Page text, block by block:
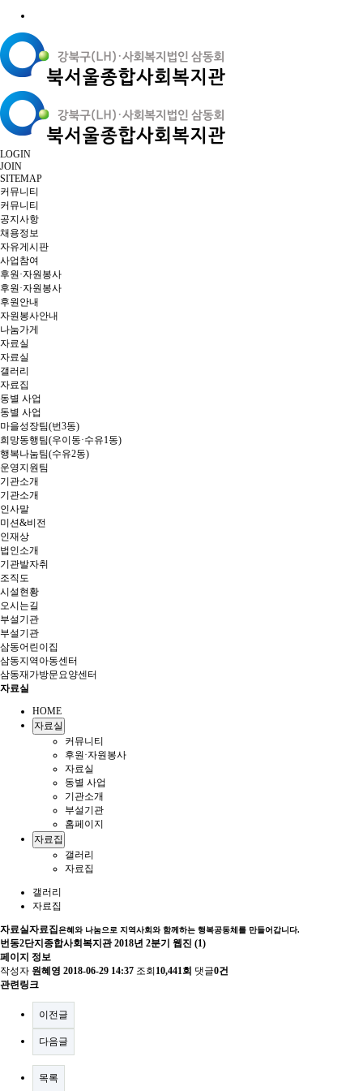
LOGIN
JOIN
SITEMAP
커뮤니티
커뮤니티
공지사항
채용정보
자유게시판
사업참여
후원·자원봉사
후원·자원봉사
후원안내
자원봉사안내
나눔가게
자료실
자료실
갤러리
자료집
동별 사업
동별 사업
마을성장팀(번3동)
희망동행팀(우이동·수유1동)
행복나눔팀(수유2동)
운영지원팀
기관소개
기관소개
인사말
미션&비전
인재상
법인소개
기관발자취
조직도
시설현황
오시는길
부설기관
부설기관
삼동어린이집
삼동지역아동센터
삼동재가방문요양센터
자료실
HOME
자료실
커뮤니티
후원·자원봉사
자료실
동별 사업
기관소개
부설기관
홈페이지
자료집
갤러리
자료집
갤러리
자료집
자료실자료집은혜와 나눔으로 지역사회와 함께하는 행복공동체를 만들어갑니다.
번동2단지종합사회복지관 2018년 2분기 웹진 (1)
페이지 정보
작성자 원혜영 2018-06-29 14:37 조회 10,441회 댓글0건
관련링크
이전글
다음글
목록